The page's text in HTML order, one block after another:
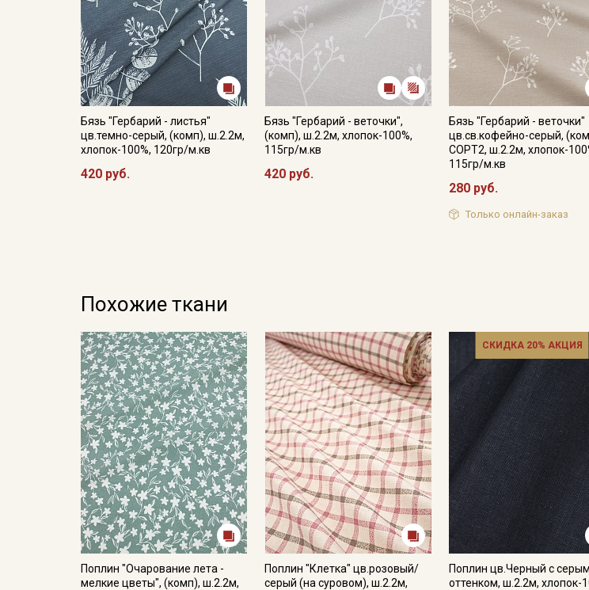
Бязь "Гербарий - листья"
цв.темно-серый, (комп), ш.2.2м,
хлопок-100%, 120гр/м.кв
420 руб.
Бязь "Гербарий - веточки",
(комп), ш.2.2м, хлопок-100%,
115гр/м.кв
420 руб.
Бязь "Гербарий - веточки"
цв.св.кофейно-серый,
СОРТ2, ш.2.2м, хлопок-
115гр/м.кв
280 руб.
Только онлайн-заказ
Похожие ткани
Поплин "Очарование лета -
мелкие цветы", (комп), ш.2.2м,
Поплин "Клетка" цв.розовый/
серый (на суровом), ш.2.2м,
СКИДКА 20% АКЦИЯ
Поплин цв.Черный с серым
оттенком, ш.2.2м, хлопок-
Подписаться
Ознакомлен(а) сПолитикой обработки
данных
и даюСогласие на обработку
данных
Согласие на получение